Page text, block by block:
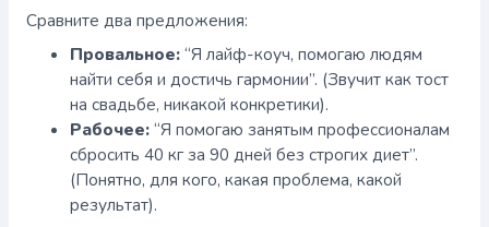
Сравните два предложения:
Провальное:“Я лайф-коуч, помогаю людям
найти себя и достичь гармонии”. (Звучит как тост
на свадьбе, никакой конкретики).
Рабочее:“Я помогаю занятым профессионалам
сбросить 40 кг за 90 дней без строгих диет”.
(Понятно, для кого, какая проблема, какой
результат).